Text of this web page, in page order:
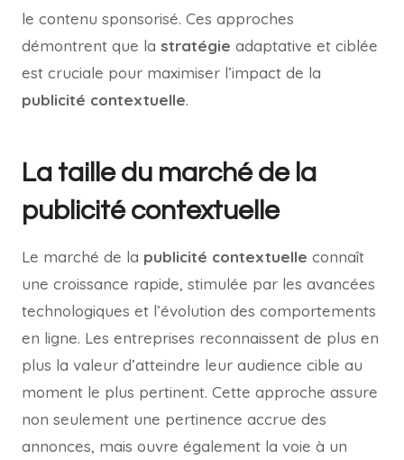
le contenu sponsorisé. Ces approches
démontrent que la stratégie adaptative et ciblée
est cruciale pour maximiser l’impact de la
publicité contextuelle.
La taille du marché de la
publicité contextuelle
Le marché de la publicité contextuelle connaît
une croissance rapide, stimulée par les avancées
technologiques et l’évolution des comportements
en ligne. Les entreprises reconnaissent de plus en
plus la valeur d’atteindre leur audience cible au
moment le plus pertinent. Cette approche assure
non seulement une pertinence accrue des
annonces, mais ouvre également la voie à un